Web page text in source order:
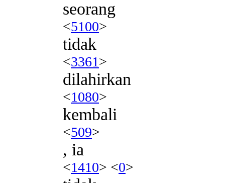
seorang
<5100>
tidak
<3361>
dilahirkan
<1080>
kembali
<509>
, ia
<1410> <0>